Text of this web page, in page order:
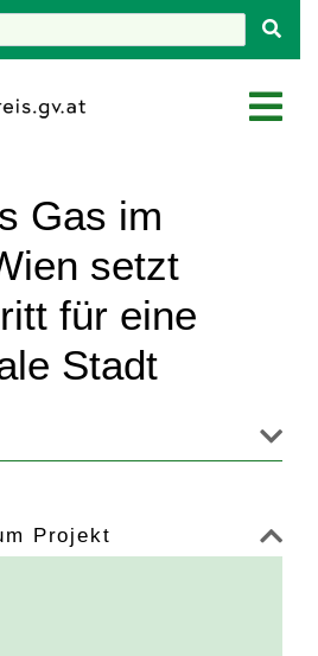
Gas im
setzt
für eine
Stadt
Projekt